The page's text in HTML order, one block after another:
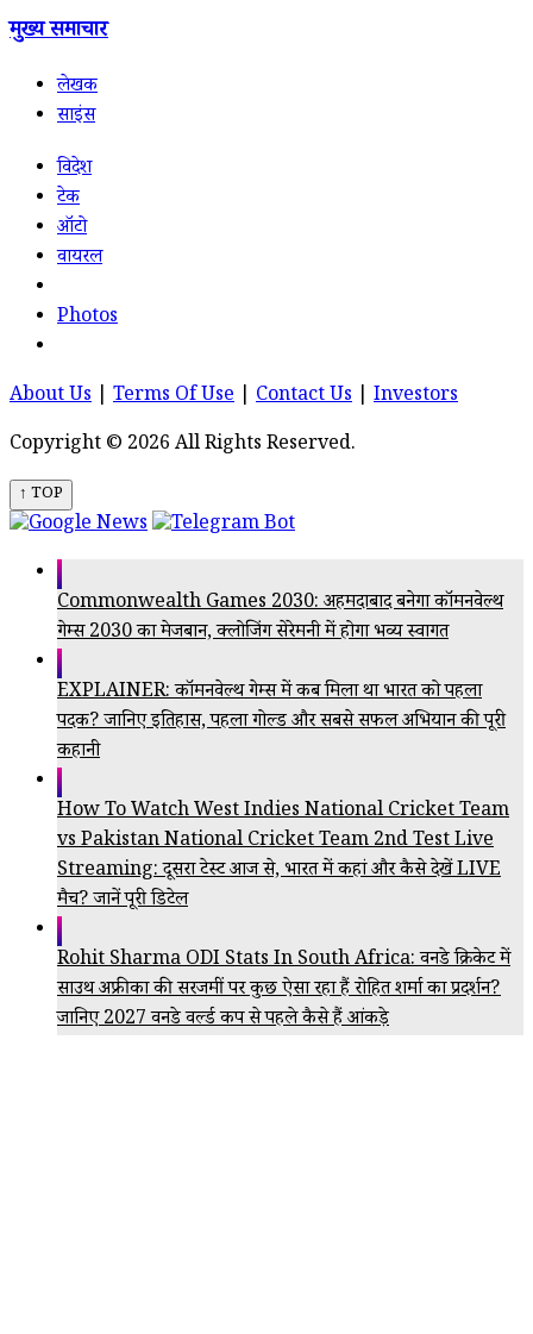
मुख्य समाचार
लेखक
साइंस
विदेश
टेक
ऑटो
वायरल
Photos
About Us Terms Of Use Contact Us
Investors
Copyright © 2026 All Rights Reserved.
↑ TOP
Commonwealth Games 2030: अहमदाबाद बनेगा कॉमनवेल्थ
गेम्स 2030 का मेजबान, क्लोजिंग सेरेमनी में होगा भव्य स्वागत
EXPLAINER: कॉमनवेल्थ गेम्स में कब मिला था भारत को पहला
पदक? जानिए इतिहास, पहला गोल्ड और सबसे सफल अभियान की पूरी
कहानी
How To Watch West Indies National Cricket Team
vs Pakistan National Cricket Team 2nd Test Live
Streaming: दूसरा टेस्ट आज से, भारत में कहां और कैसे देखें LIVE
मैच? जानें पूरी डिटेल
Rohit Sharma ODI Stats In South Africa: वनडे क्रिकेट में
साउथ अफ्रीका की सरजमीं पर कुछ ऐसा रहा हैं रोहित शर्मा का प्रदर्शन?
जानिए 2027 वनडे वर्ल्ड कप से पहले कैसे हैं आंकड़े